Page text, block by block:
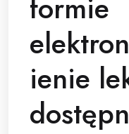
formie
ienie